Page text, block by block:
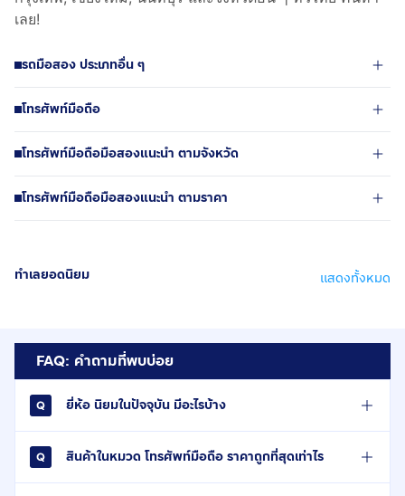
เลย!
รถมือสอง ประเภทอื่น ๆ
โทรศัพท์มือถือ
โทรศัพท์มือถือมือสองแนะนำ ตามจังหวัด
โทรศัพท์มือถือมือสองแนะนำ ตามราคา
ทำเลยอดนิยม แสดงทั้งหมด
FAQ: คำถามที่พบบ่อย
ยี่ห้อ นิยมในปัจจุบัน มีอะไรบ้าง
สินค้าในหมวด โทรศัพท์มือถือ ราคาถูกที่สุดเท่าไร